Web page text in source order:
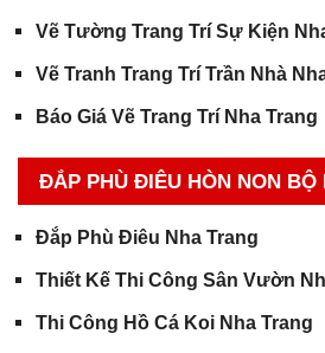
Vẽ Tường Trang Trí Sự Kiện
Vẽ Tranh Trang Trí Trần Nhà
Báo Giá Vẽ Trang Trí Nha Trang
ĐẮP PHÙ ĐIÊU HÒN NON BỘ
Đắp Phù Điêu Nha Trang
Thiết Kế Thi Công Sân Vườn
Thi Công Hồ Cá Koi Nha Trang